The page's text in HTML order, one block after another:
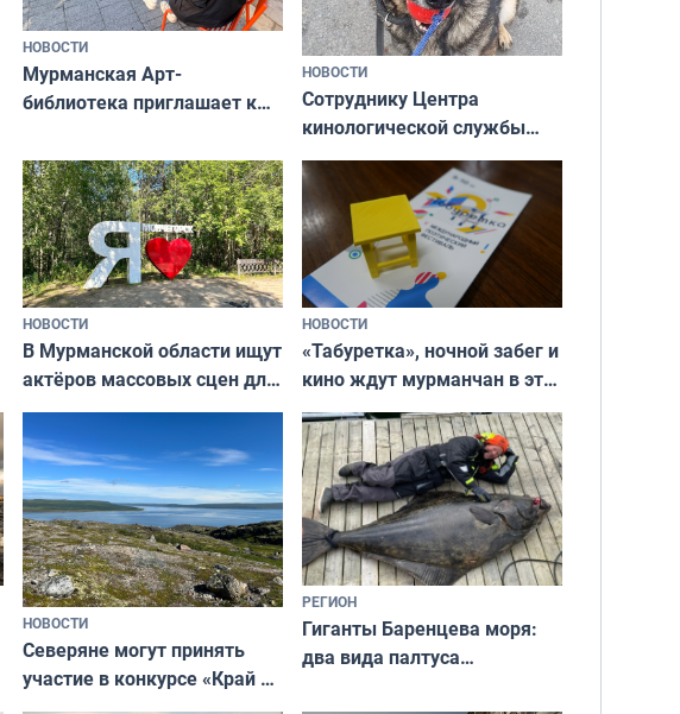
НОВОСТИ
Мурманская Арт-
библиотека приглашает к
и фотографов
НОВОСТИ
Сотруднику Центра
кинологической службы
ищут новый дом
НОВОСТИ
В Мурманской области ищут
актёров массовых сцен для
съёмок в
короткометражном фильме
НОВОСТИ
«Табуретка», ночной забег и
кино ждут мурманчан в эти
выходные
НОВОСТИ
Северяне могут принять
участие в конкурсе «Край у
северной границы: фотогид
РЕГИОН
Гиганты Баренцева моря:
два вида палтуса